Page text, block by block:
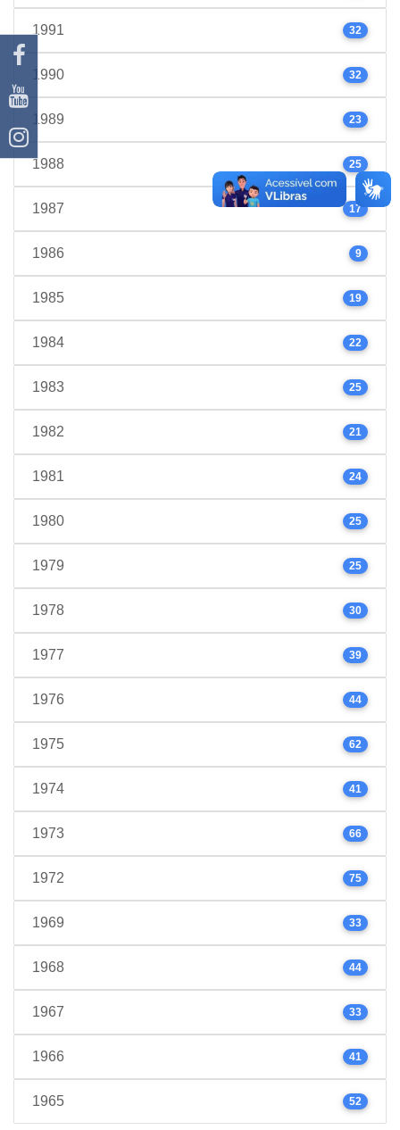
1991 32
1990 32
1989 23
1988 25
1987 17
1986 9
1985 19
1984 22
1983 25
1982 21
1981 24
1980 25
1979 25
1978 30
1977 39
1976 44
1975 62
1974 41
1973 66
1972 75
1969 33
1968 44
1967 33
1966 41
1965 52